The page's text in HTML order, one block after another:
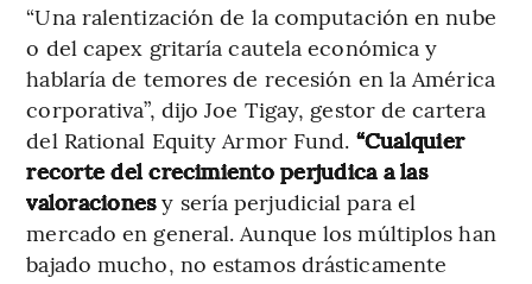
“Una ralentización de la computación en nube
o del capex gritaría cautela económica y
hablaría de temores de recesión en la América
corporativa”, dijo Joe Tigay, gestor de cartera
del Rational Equity Armor Fund. “Cualquier
recorte del crecimiento perjudica a las
valoracionesy sería perjudicial para el
mercado en general. Aunque los múltiplos han
bajado mucho, no estamos drásticamente